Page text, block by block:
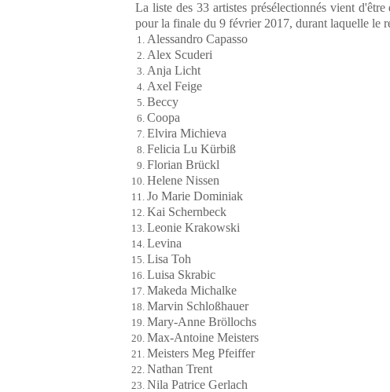
La liste des 33 artistes présélectionnés vient
pour la finale du 9 février 2017, durant laquelle le
Alessandro Capasso
Alex Scuderi
Anja Licht
Axel Feige
Beccy
Coopa
Elvira Michieva
Felicia Lu Kürbiß
Florian Brückl
Helene Nissen
Jo Marie Dominiak
Kai Schernbeck
Leonie Krakowski
Levina
Lisa Toh
Luisa Skrabic
Makeda Michalke
Marvin Schloßhauer
Mary-Anne Bröllochs
Max-Antoine Meisters
Meisters Meg Pfeiffer
Nathan Trent
Nila Patrice Gerlach